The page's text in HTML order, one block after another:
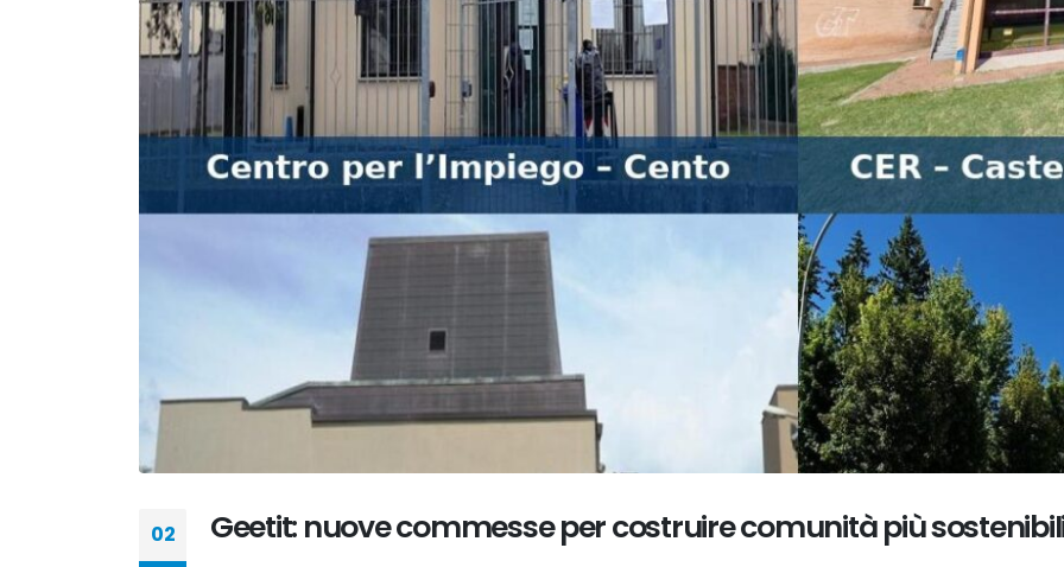
02 Geetit: nuove commesse per costruire comunità più